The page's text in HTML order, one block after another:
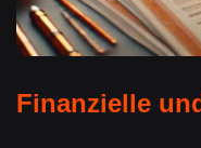
Finanzielle